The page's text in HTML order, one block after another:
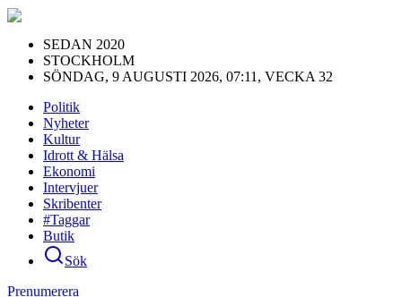
SEDAN 2020
STOCKHOLM
SÖNDAG, 9 AUGUSTI 2026, 07:11, VECKA 32
Politik
Nyheter
Kultur
Idrott & Hälsa
Ekonomi
Intervjuer
Skribenter
#Taggar
Butik
Sök
Prenumerera